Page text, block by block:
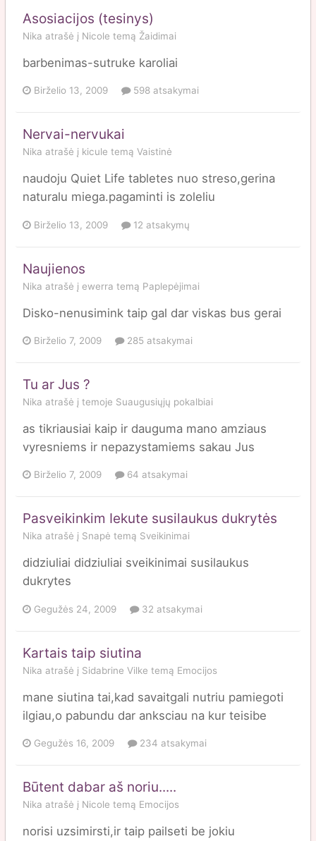
Asosiacijos (tesinys)
Nika atrašė į Nicole temą Žaidimai
barbenimas-sutruke karoliai
Birželio 13, 2009 598 atsakymai
Nervai-nervukai
Nika atrašė į kicule temą Vaistinė
naudoju Quiet Life tabletes nuo streso,gerina
naturalu miega.pagaminti is zoleliu
Birželio 13, 2009 12 atsakymų
Naujienos
Nika atrašė į ewerra temą Paplepėjimai
Disko-nenusimink taip gal dar viskas bus gerai
Birželio 7, 2009 285 atsakymai
Tu ar Jus ?
Nika atrašė į temoje Suaugusiųjų pokalbiai
as tikriausiai kaip ir dauguma mano amziaus
vyresniems ir nepazystamiems sakau Jus
Birželio 7, 2009 64 atsakymai
Pasveikinkim Iekute susilaukus dukrytės
Nika atrašė į Snapė temą Sveikinimai
didziuliai didziuliai sveikinimai susilaukus
dukrytes
Gegužės 24, 2009 32 atsakymai
Kartais taip siutina
Nika atrašė į Sidabrine Vilke temą Emocijos
mane siutina tai,kad savaitgali nutriu pamiegoti
ilgiau,o pabundu dar anksciau na kur teisibe
Gegužės 16, 2009 234 atsakymai
Būtent dabar aš noriu.....
Nika atrašė į Nicole temą Emocijos
norisi uzsimirsti,ir taip pailseti be jokiu